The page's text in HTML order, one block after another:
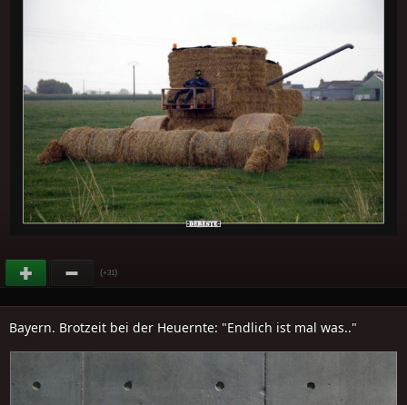
(+31)
Bayern. Brotzeit bei der Heuernte: "Endlich ist mal was.."